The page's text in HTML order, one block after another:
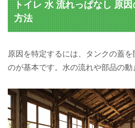
トイレ 水 流れっぱなし 原
方法
原因を特定するには、タンクの蓋
のが基本です。水の流れや部品の動